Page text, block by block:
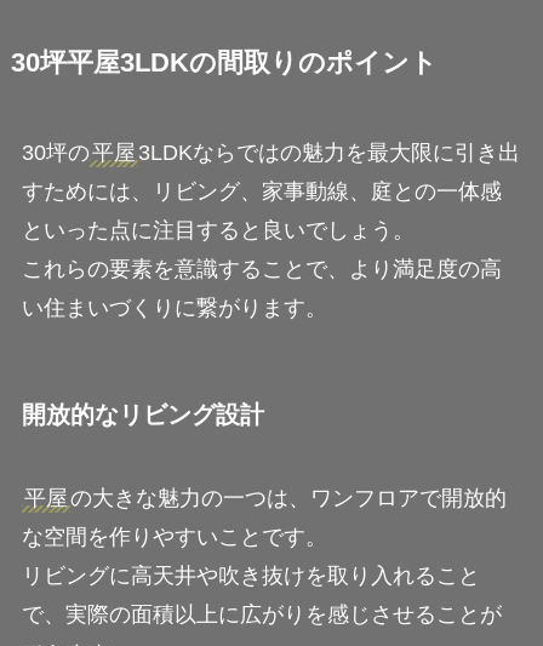
30坪平屋3LDKの間取りのポイント
30坪の平屋 3LDKならではの魅力を最大限に引き出
すためには、リビング、家事動線、庭との一体感
といった点に注目すると良いでしょう。
これらの要素を意識することで、より満足度の高
い住まいづくりに繋がります。
開放的なリビング設計
平屋の大きな魅力の一つは、ワンフロアで開放的
な空間を作りやすいことです。
リビングに高天井や吹き抜けを取り入れること
で、実際の面積以上に広がりを感じさせることが